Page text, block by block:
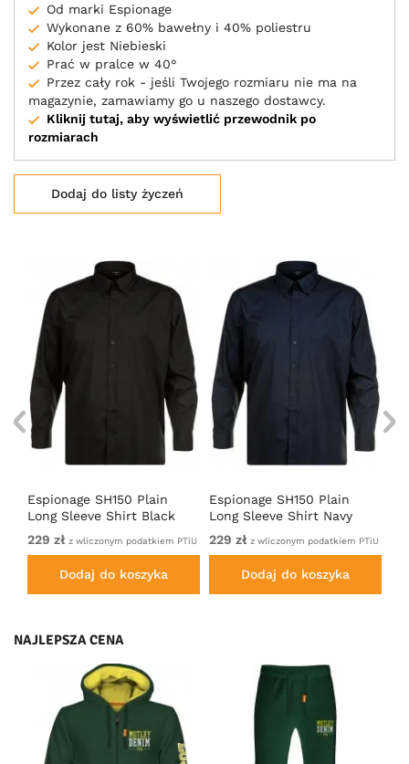
Od marki Espionage
Wykonane z 60% bawełny i 40% poliestru
Kolor jest Niebieski
Prać w pralce w 40°
Przez cały rok - jeśli Twojego rozmiaru nie ma na
magazynie, zamawiamy go u naszego dostawcy.
Kliknij tutaj, aby wyświetlić przewodnik po
rozmiarach
Dodaj do listy życzeń
Espionage SH150 Plain
Long Sleeve Shirt Black
229 zł z wliczonym podatkiem PTiU
Dodaj do koszyka
Espionage SH150 Plain
Long Sleeve Shirt Navy
229 zł z wliczonym podatkiem PTiU
Dodaj do koszyka
NAJLEPSZA CENA